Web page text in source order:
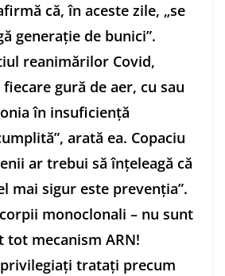
că, în aceste zile, „se
generaţie de bunici”.
reanimărilor Covid,
gură de aer, cu sau
în insuficienţă
arată ea. Copaciu
ar trebui să înţeleagă că
mai sigur este prevenţia”.
monoclonali – nu sunt
tot mecanism ARN!
trataţi precum